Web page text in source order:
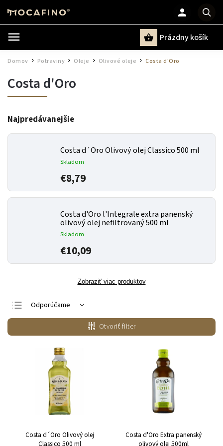
Prázdny košík
Domov Potraviny / Oleje Olivové oleje / Costa d'Oro
Costa d'Oro
Najpredávanejšie
Costa d´Oro Olivový olej Classico 500 ml
Skladom
€8,79
Costa d'Oro l'Integrale extra panenský
olivový olej nefiltrovaný 500 ml
Skladom
€10,09
Zobraziť viac produktov
Odporúčame
Najlacnejšie
Najdrahšie
Najpredávanejšie
Abecedne
Otvoriť filter
Costa d´Oro Olivový olej
Classico 500 ml
Costa d'Oro Extra panenský
olivový olej 500ml